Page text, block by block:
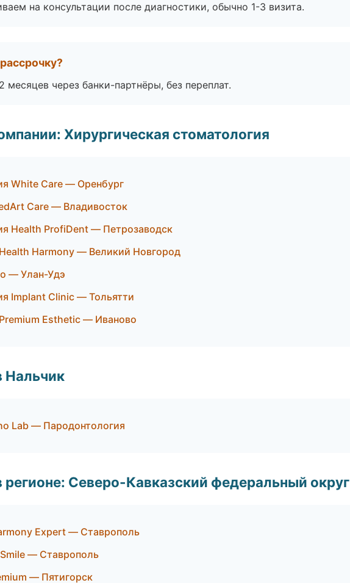
на консультации после диагностики, обычно 1-3 визита.
месяцев через банки-партнёры, без переплат.
Хирургическая стоматология
White Care — Оренбург
Care — Владивосток
Health ProfiDent — Петрозаводск
Harmony — Великий Новгород
— Улан-Удэ
Implant Clinic — Тольятти
Esthetic — Иваново
Нальчик
Lab — Пародонтология
регионе: Северо-Кавказский федеральный округ
Expert — Ставрополь
— Ставрополь
— Пятигорск